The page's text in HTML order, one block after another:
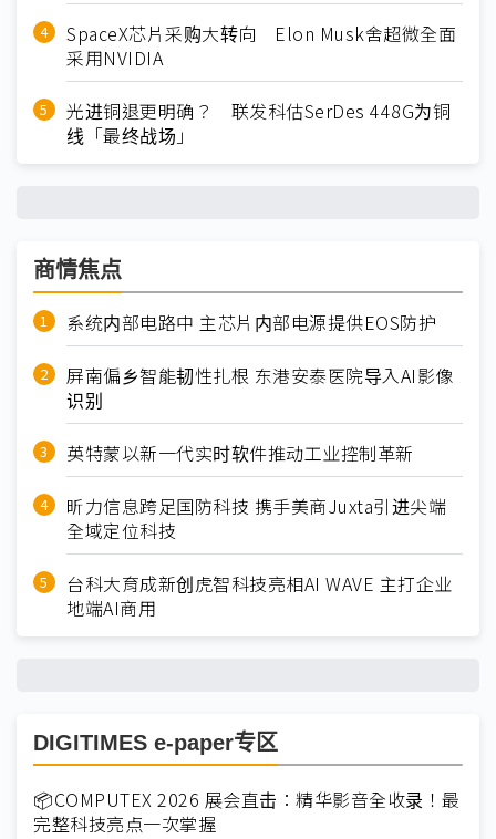
SpaceX芯片采购大转向 Elon Musk舍超微全面
采用NVIDIA
光进铜退更明确？ 联发科估SerDes 448G为铜
线「最终战场」
商情焦点
系统内部电路中 主芯片内部电源提供EOS防护
屏南偏乡智能韧性扎根 东港安泰医院导入AI影像
识别
英特蒙以新一代实时软件推动工业控制革新
昕力信息跨足国防科技 携手美商Juxta引进尖端
全域定位科技
台科大育成新创虎智科技亮相AI WAVE 主打企业
地端AI商用
DIGITIMES e-paper专区
📦COMPUTEX 2026 展会直击：精华影音全收录！最
完整科技亮点一次掌握